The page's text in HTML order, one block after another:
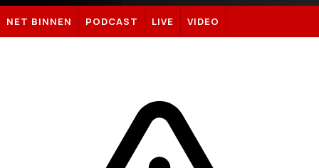
Sportnieuws.nl
NET BINNEN PODCAST LIVE VIDEO